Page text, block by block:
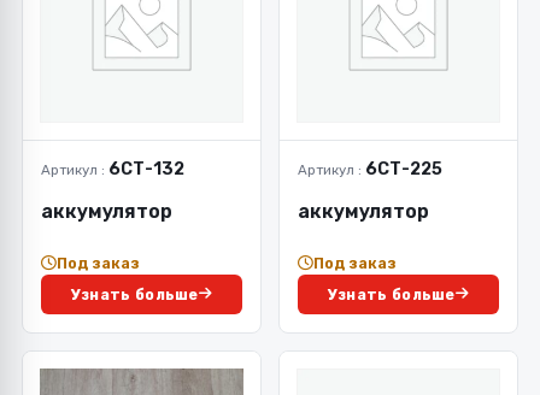
Артикул : 6СТ-132
аккумулятор
Под заказ
Узнать больше
Артикул : 6СТ-225
аккумулятор
Под заказ
Узнать больше